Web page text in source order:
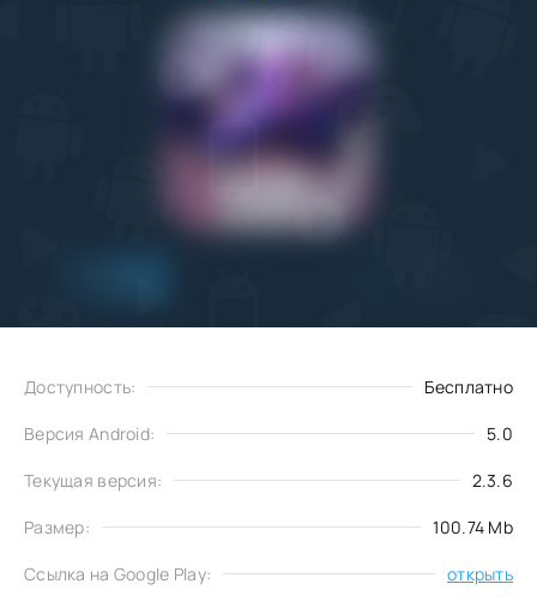
Доступность: Бесплатно
Версия Android: 5.0
Текущая версия: 2.3.6
Размер: 100.74 Mb
Ссылка на Google Play: открыть